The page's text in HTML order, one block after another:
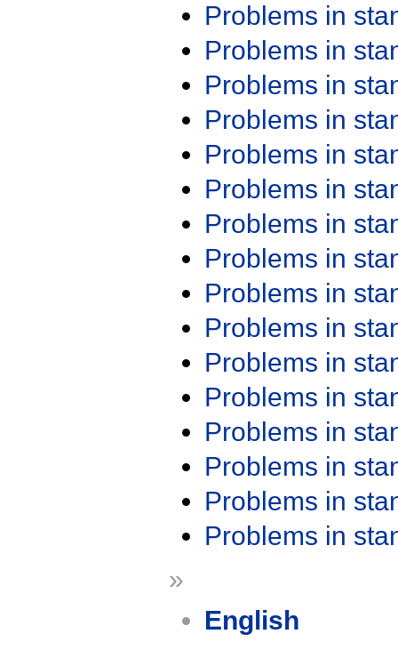
Problems in
Problems in
Problems in
Problems in
Problems in
Problems in
Problems in
Problems in
Problems in
Problems in
Problems in
Problems in
Problems in
Problems in
Problems in
Problems in
»
English